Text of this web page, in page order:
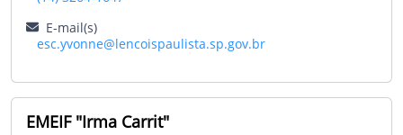
E-mail(s)
esc.yvonne@lencoispaulista.sp.gov.br
EMEIF "Irma Carrit"